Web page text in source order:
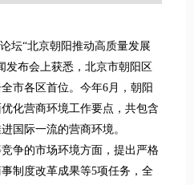
坛“北京朝阳推动高质量发展
布会上获悉，北京市朝阳区
市各区首位。今年6月，朝阳
化营商环境工作要点，共包含
国际一流的营商环境。
争的市场环境方面，提出严格
制度改革成果等5项任务，全